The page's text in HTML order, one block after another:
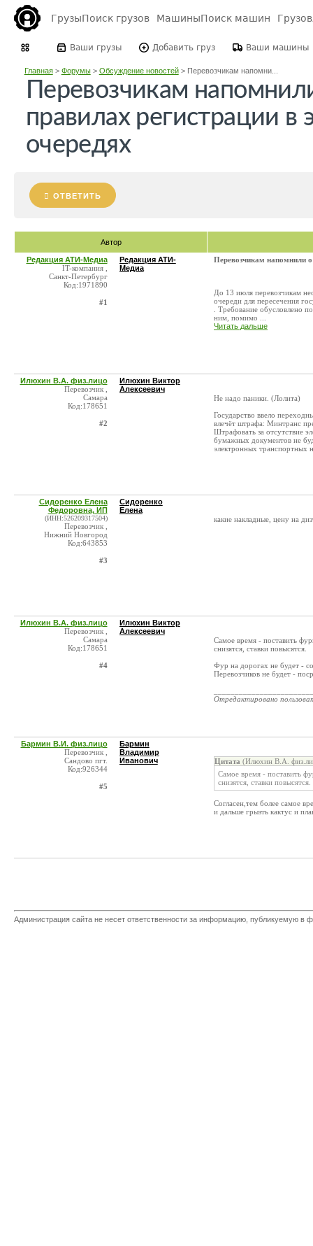
ГрузыПоиск грузов МашиныПоиск машин
Ваши грузы Добавить груз Ваши машины
Главная> Форумы> Обсуждение новостей> Перевозчикам напомни...
Перевозчикам
правилах регистрации в
очередях
ОТВЕТИТЬ
Автор
Редакция АТИ-Медиа
IT-компания ,
Санкт-Петербург
Код:1971890
#1
Редакция АТИ-
Медиа
Перевозчикам напомнили
До 13 июля перевозчикам
очереди для пересечения
. Требование обусловлено
ним, помимо ...
Читать дальше
Илюхин В.А. физ.лицо
Перевозчик ,
Самара
Код:178651
#2
Илюхин Виктор
Алексеевич
Не надо паники. (Лолита)
Государство ввело
влечёт штрафа: Минтранс
Штрафовать за отсутствие
бумажных документов не
электронных транспортных
Сидоренко Елена
Федоровна, ИП
(ИНН:526209317504)
Перевозчик ,
Нижний Новгород
Код:643853
#3
Сидоренко
Елена
какие накладные, цену на
Илюхин В.А. физ.лицо
Перевозчик ,
Самара
Код:178651
#4
Илюхин Виктор
Алексеевич
Самое время - поставить
снизятся, ставки повысятся.
Фур на дорогах не будет -
Перевозчиков не будет -
Отредактировано
Бармин В.И. физ.лицо
Перевозчик ,
Сандово пгт.
Код:926344
#5
Бармин
Владимир
Иванович
Цитата (Илюхин В.А.
Самое время - поставить
снизятся, ставки повысятся.
Согласен,тем более самое
и дальше грызть кактус и
Администрация сайта не несет ответственности за информацию, публикуемую